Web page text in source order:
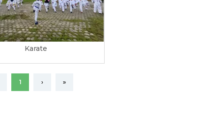
Karate
1 › »